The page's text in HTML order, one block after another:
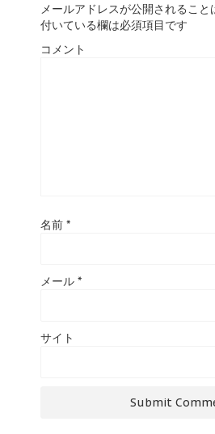
メールアドレスが公開されること
付いている欄は必須項目です
コメント
名前 *
メール *
サイト